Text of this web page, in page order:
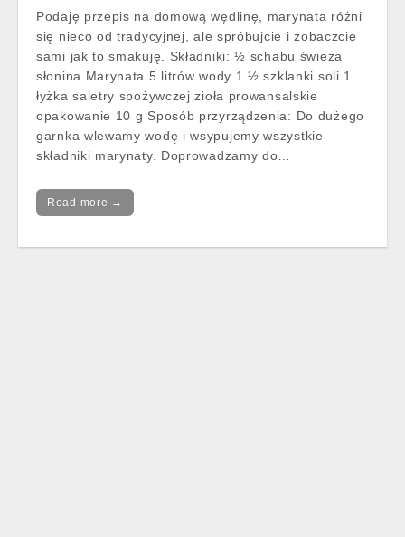
Podaję przepis na domową wędlinę, marynata różni
się nieco od tradycyjnej, ale spróbujcie i zobaczcie
sami jak to smakuję. Składniki: ½ schabu świeża
słonina Marynata 5 litrów wody 1 ½ szklanki soli 1
łyżka saletry spożywczej zioła prowansalskie
opakowanie 10 g Sposób przyrządzenia: Do dużego
garnka wlewamy wodę i wsypujemy wszystkie
składniki marynaty. Doprowadzamy do…
Read more →